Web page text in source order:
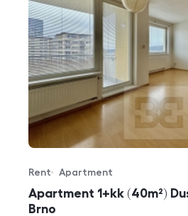
Apartment 1+kk (40m²)
Brno
Offer type
Rent
Property type
Apartment